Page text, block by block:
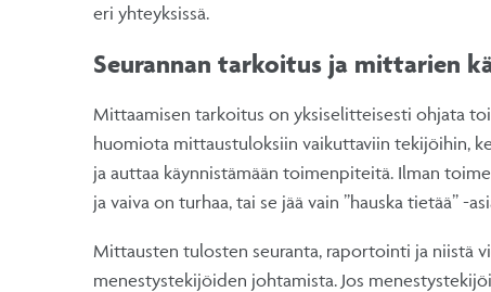
eri yhteyksissä.
Seurannan tarkoitus ja mittarien
Mittaamisen tarkoitus on yksiselitteisesti ohjata
huomiota mittaustuloksiin vaikuttaviin tekijöihin,
ja auttaa käynnistämään toimenpiteitä. Ilman
ja vaiva on turhaa, tai se jää vain ”hauska tietää” -
Mittausten tulosten seuranta, raportointi ja niistä
menestystekijöiden johtamista. Jos